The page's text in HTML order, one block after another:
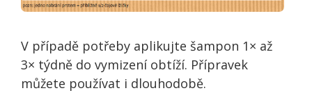
V případě potřeby aplikujte šampon 1× až
3× týdně do vymizení obtíží. Přípravek
můžete používat i dlouhodobě.